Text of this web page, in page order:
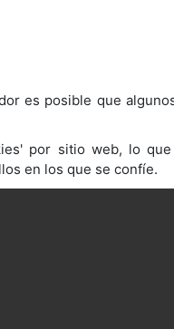
es posible que
por sitio web, lo
en los que se confíe.